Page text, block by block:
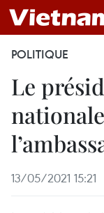
POLITIQUE
Le
13/05/2021 15:21